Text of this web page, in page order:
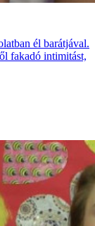
él barátjával.
fakadó intimitást,